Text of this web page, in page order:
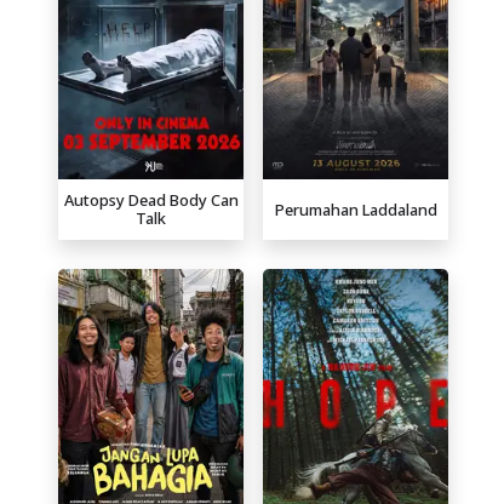
Autopsy Dead Body Can
Talk
Perumahan Laddaland